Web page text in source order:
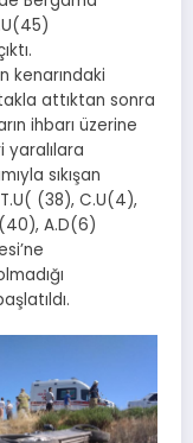
kenarındaki
attıktan sonra
ihbarı üzerine
yaralılara
sıkışan
(38), C.U(4),
A.D(6)